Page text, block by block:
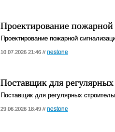
Проектирование
Проектирование пожарной
10.07.2026 21:46 // nestone
Поставщик для
Поставщик для регулярных
29.06.2026 18:49 // nestone